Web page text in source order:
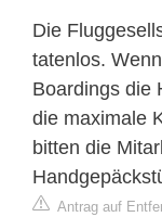
Die
tatenlos.
Boardings die
die maximale
bitten die
Antrag auf